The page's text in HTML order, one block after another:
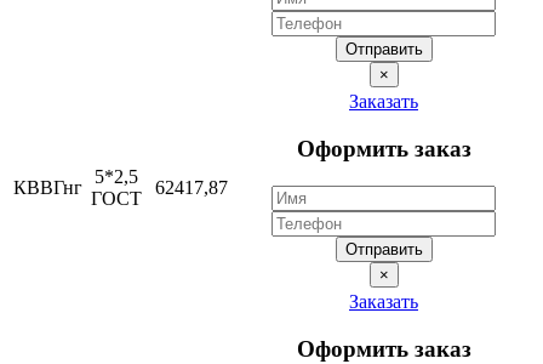
Отправить
×
КВВГнг
5*2,5
ГОСТ
62417,87
Заказать
Оформить заказ
Отправить
×
Заказать
Оформить заказ